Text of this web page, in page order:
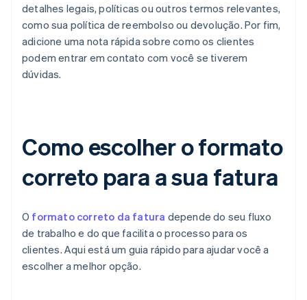
detalhes legais, políticas ou outros termos relevantes,
como sua política de reembolso ou devolução. Por fim,
adicione uma nota rápida sobre como os clientes
podem entrar em contato com você se tiverem
dúvidas.
Como escolher o formato
correto para a sua fatura
O formato correto da fatura depende do seu fluxo
de trabalho e do que facilita o processo para os
clientes. Aqui está um guia rápido para ajudar você a
escolher a melhor opção.